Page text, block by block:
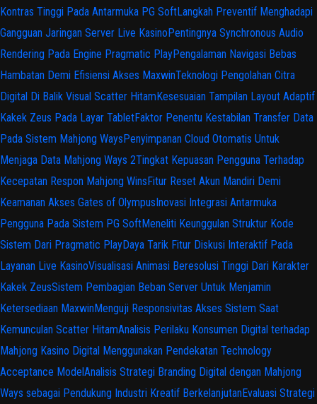
Kontras Tinggi Pada Antarmuka PG SoftLangkah Preventif Menghadapi
Gangguan Jaringan Server Live KasinoPentingnya Synchronous Audio
Rendering Pada Engine Pragmatic PlayPengalaman Navigasi Bebas
Hambatan Demi Efisiensi Akses MaxwinTeknologi Pengolahan Citra
Digital Di Balik Visual Scatter HitamKesesuaian Tampilan Layout Adaptif
Kakek Zeus Pada Layar TabletFaktor Penentu Kestabilan Transfer Data
Pada Sistem Mahjong WaysPenyimpanan Cloud Otomatis Untuk
Menjaga Data Mahjong Ways 2Tingkat Kepuasan Pengguna Terhadap
Kecepatan Respon Mahjong WinsFitur Reset Akun Mandiri Demi
Keamanan Akses Gates of OlympusInovasi Integrasi Antarmuka
Pengguna Pada Sistem PG SoftMeneliti Keunggulan Struktur Kode
Sistem Dari Pragmatic PlayDaya Tarik Fitur Diskusi Interaktif Pada
Layanan Live KasinoVisualisasi Animasi Beresolusi Tinggi Dari Karakter
Kakek ZeusSistem Pembagian Beban Server Untuk Menjamin
Ketersediaan MaxwinMenguji Responsivitas Akses Sistem Saat
Kemunculan Scatter HitamAnalisis Perilaku Konsumen Digital terhadap
Mahjong Kasino Digital Menggunakan Pendekatan Technology
Acceptance ModelAnalisis Strategi Branding Digital dengan Mahjong
Ways sebagai Pendukung Industri Kreatif BerkelanjutanEvaluasi Strategi